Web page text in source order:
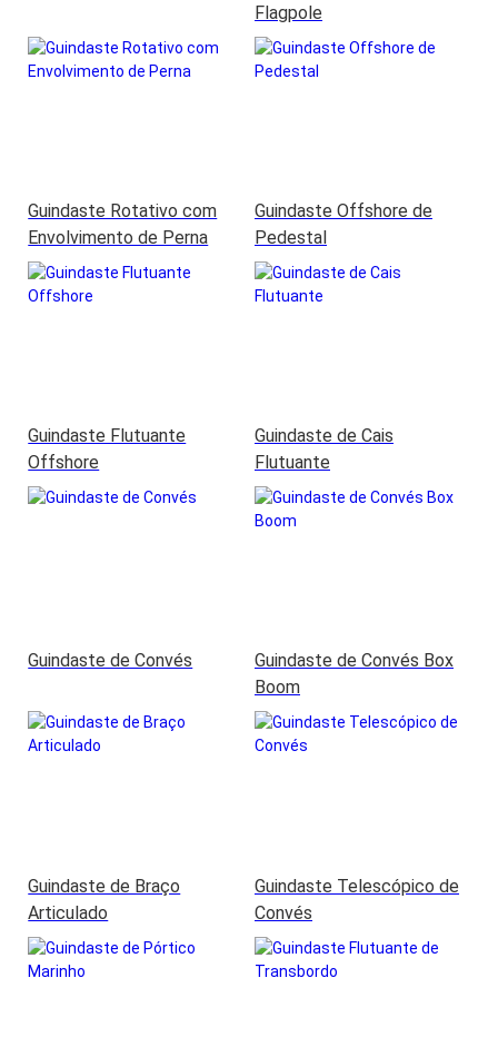
Flagpole
Guindaste Rotativo com
Envolvimento de Perna
Guindaste Offshore de
Pedestal
Guindaste Flutuante
Offshore
Guindaste de Cais
Flutuante
Guindaste de Convés
Guindaste de Convés Box
Boom
Guindaste de Braço
Articulado
Guindaste Telescópico de
Convés